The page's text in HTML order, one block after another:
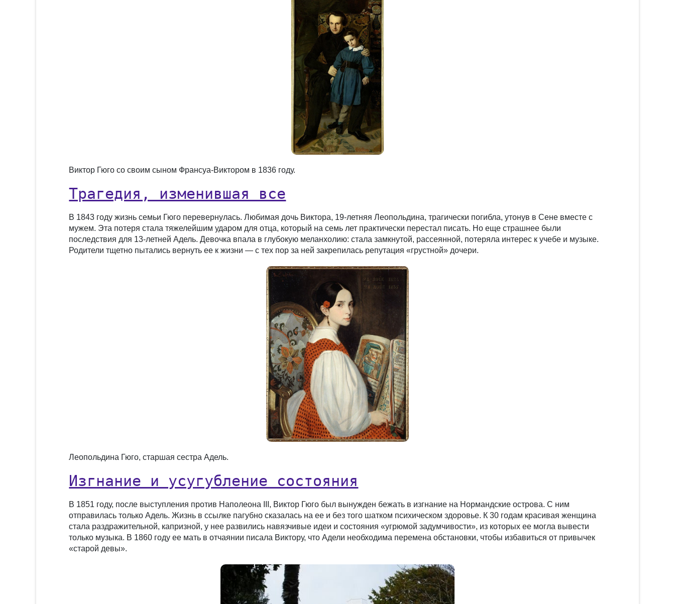
Виктор Гюго со своим сыном Франсуа-Виктором в 1836 году.
Трагедия, изменившая все
В 1843 году жизнь семьи Гюго перевернулась. Любимая дочь Виктора, 19-летняя Леопольдина, трагически погибла, утонув в Сене вместе с
мужем. Эта потеря стала тяжелейшим ударом для отца, который на семь лет практически перестал писать. Но еще страшнее были
последствия для 13-летней Адель. Девочка впала в глубокую меланхолию: стала замкнутой, рассеянной, потеряла интерес к учебе и музыке.
Родители тщетно пытались вернуть ее к жизни — с тех пор за ней закрепилась репутация «грустной» дочери.
Леопольдина Гюго, старшая сестра Адель.
Изгнание и усугубление состояния
В 1851 году, после выступления против Наполеона III, Виктор Гюго был вынужден бежать в изгнание на Нормандские острова. С ним
отправилась только Адель. Жизнь в ссылке пагубно сказалась на ее и без того шатком психическом здоровье. К 30 годам красивая женщина
стала раздражительной, капризной, у нее развились навязчивые идеи и состояния «угрюмой задумчивости», из которых ее могла вывести
только музыка. В 1860 году ее мать в отчаянии писала Виктору, что Адели необходима перемена обстановки, чтобы избавиться от привычек
«старой девы».